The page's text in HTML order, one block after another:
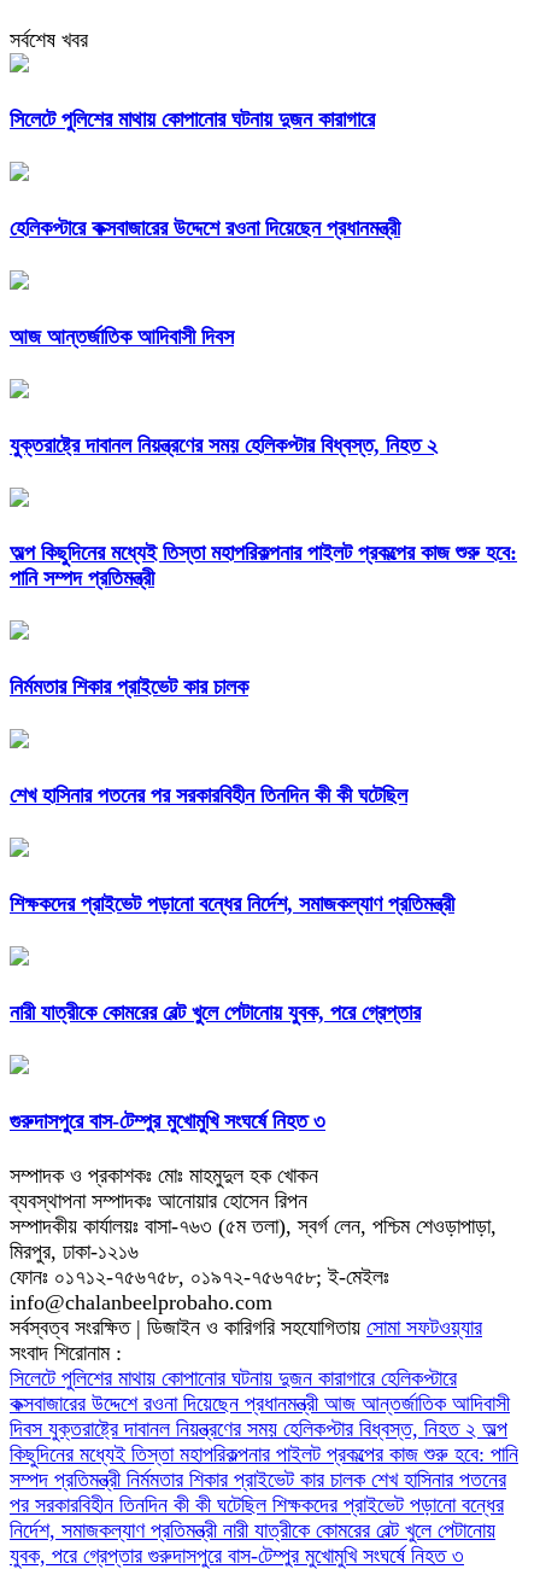
সর্বশেষ খবর
সিলেটে পুলিশের মাথায় কোপানোর ঘটনায় দুজন কারাগারে
হেলিকপ্টারে কক্সবাজারের উদ্দেশে রওনা দিয়েছেন প্রধানমন্ত্রী
আজ আন্তর্জাতিক আদিবাসী দিবস
যুক্তরাষ্ট্রে দাবানল নিয়ন্ত্রণের সময় হেলিকপ্টার বিধ্বস্ত, নিহত ২
অল্প কিছুদিনের মধ্যেই তিস্তা মহাপরিকল্পনার পাইলট প্রকল্পের কাজ শুরু হবে:
পানি সম্পদ প্রতিমন্ত্রী
নির্মমতার শিকার প্রাইভেট কার চালক
শেখ হাসিনার পতনের পর সরকারবিহীন তিনদিন কী কী ঘটেছিল
শিক্ষকদের প্রাইভেট পড়ানো বন্ধের নির্দেশ, সমাজকল্যাণ প্রতিমন্ত্রী
নারী যাত্রীকে কোমরের বেল্ট খুলে পেটানোয় যুবক, পরে গ্রেপ্তার
গুরুদাসপুরে বাস-টেম্পুর মুখোমুখি সংঘর্ষে নিহত ৩
সম্পাদক ও প্রকাশকঃ মোঃ মাহমুদুল হক খোকন
ব্যবস্থাপনা সম্পাদকঃ আনোয়ার হোসেন রিপন
সম্পাদকীয় কার্যালয়ঃ বাসা-৭৬৩ (৫ম তলা), স্বর্গ লেন, পশ্চিম শেওড়াপাড়া,
মিরপুর, ঢাকা-১২১৬
ফোনঃ ০১৭১২-৭৫৬৭৫৮, ০১৯৭২-৭৫৬৭৫৮; ই-মেইলঃ
info@chalanbeelprobaho.com
সর্বস্বত্ব সংরক্ষিত | ডিজাইন ও কারিগরি সহযোগিতায় সোমা সফটওয়্যার
সংবাদ শিরোনাম :
সিলেটে পুলিশের মাথায় কোপানোর ঘটনায় দুজন কারাগারে হেলিকপ্টারে
কক্সবাজারের উদ্দেশে রওনা দিয়েছেন প্রধানমন্ত্রী আজ আন্তর্জাতিক আদিবাসী
দিবস যুক্তরাষ্ট্রে দাবানল নিয়ন্ত্রণের সময় হেলিকপ্টার বিধ্বস্ত, নিহত ২ অল্প
কিছুদিনের মধ্যেই তিস্তা মহাপরিকল্পনার পাইলট প্রকল্পের কাজ শুরু হবে: পানি
সম্পদ প্রতিমন্ত্রী নির্মমতার শিকার প্রাইভেট কার চালক শেখ হাসিনার পতনের
পর সরকারবিহীন তিনদিন কী কী ঘটেছিল শিক্ষকদের প্রাইভেট পড়ানো বন্ধের
নির্দেশ, সমাজকল্যাণ প্রতিমন্ত্রী নারী যাত্রীকে কোমরের বেল্ট খুলে পেটানোয়
যুবক, পরে গ্রেপ্তার গুরুদাসপুরে বাস-টেম্পুর মুখোমুখি সংঘর্ষে নিহত ৩